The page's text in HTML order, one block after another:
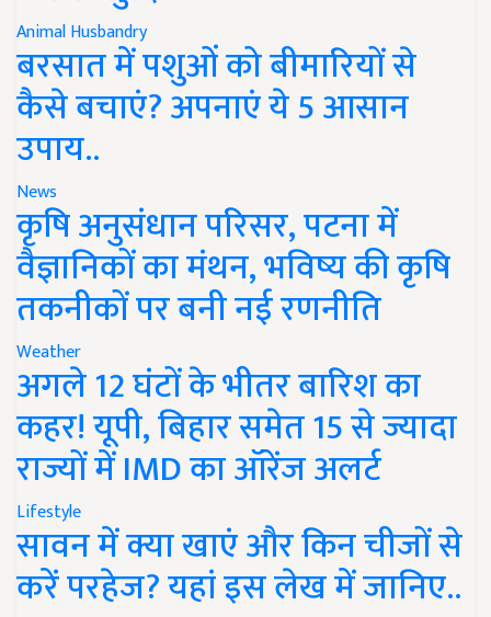
Animal Husbandry
बरसात में पशुओं को बीमारियों से
कैसे बचाएं? अपनाएं ये 5 आसान
उपाय..
News
कृषि अनुसंधान परिसर, पटना में
वैज्ञानिकों का मंथन, भविष्य की कृषि
तकनीकों पर बनी नई रणनीति
Weather
अगले 12 घंटों के भीतर बारिश का
कहर! यूपी, बिहार समेत 15 से ज्यादा
राज्यों में IMD का ऑरेंज अलर्ट
Lifestyle
सावन में क्या खाएं और किन चीजों से
करें परहेज? यहां इस लेख में जानिए..